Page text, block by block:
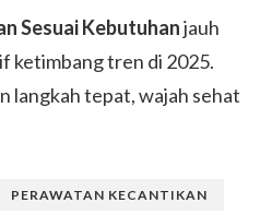
Sesuai Kebutuhanjauh
ketimbang tren di 2025.
langkah tepat, wajah sehat
PERAWATAN KECANTIKAN